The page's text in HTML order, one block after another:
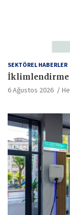
SEKTÖREL HABERLER
İklimlendirme
6 Ağustos 2026